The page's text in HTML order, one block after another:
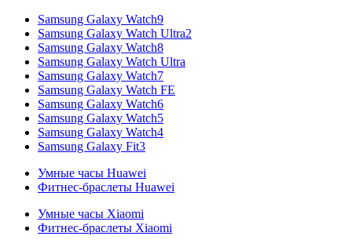
Samsung Galaxy Watch9
Samsung Galaxy Watch Ultra2
Samsung Galaxy Watch8
Samsung Galaxy Watch Ultra
Samsung Galaxy Watch7
Samsung Galaxy Watch FE
Samsung Galaxy Watch6
Samsung Galaxy Watch5
Samsung Galaxy Watch4
Samsung Galaxy Fit3
Умные часы Huawei
Фитнес-браслеты Huawei
Умные часы Xiaomi
Фитнес-браслеты Xiaomi